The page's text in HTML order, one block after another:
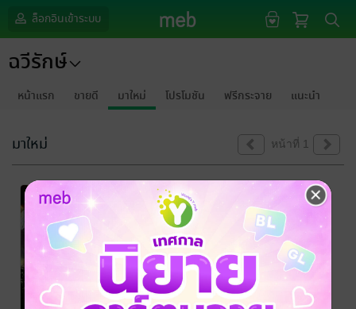
ล็อกอินเข้าระบบ
ฉวีรักษ์
หน้าแรก ขายดี มาใหม่ โปรโมชัน ฟรีกระจาย แนะนำ
มาใหม่ หน้าที่ 1